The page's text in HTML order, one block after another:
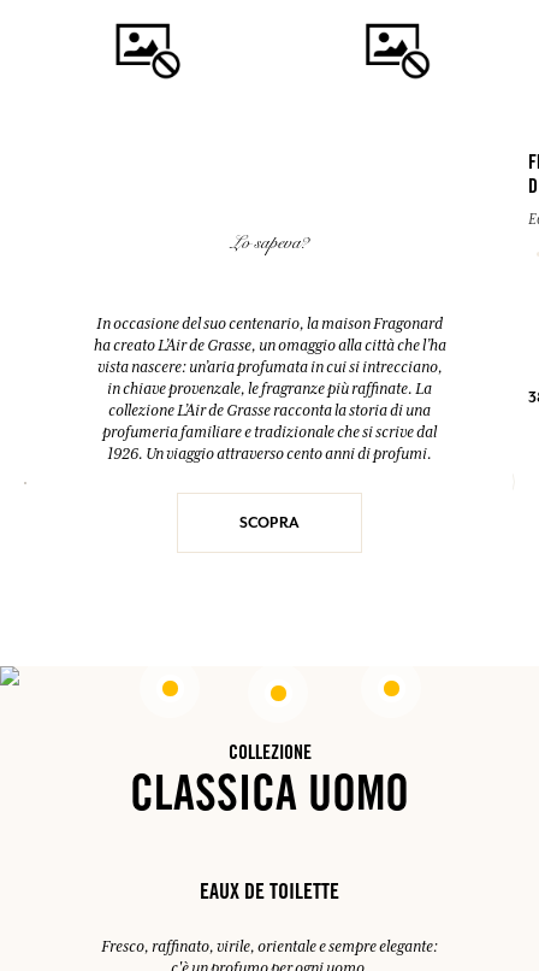
200ml
52,00 €
Lo sapeva?
In occasione del suo centenario, la maison Fragonard
ha creato L’Air de Grasse, un omaggio alla città che l’ha
vista nascere: un’aria profumata in cui si intrecciano,
in chiave provenzale, le fragranze più raffinate. La
collezione L’Air de Grasse racconta la storia di una
profumeria familiare e tradizionale che si scrive dal
1926. Un viaggio attraverso cento anni di profumi.
SCOPRA
COLLEZIONE
CLASSICA UOMO
EAUX DE TOILETTE
Fresco, raffinato, virile, orientale e sempre elegante: